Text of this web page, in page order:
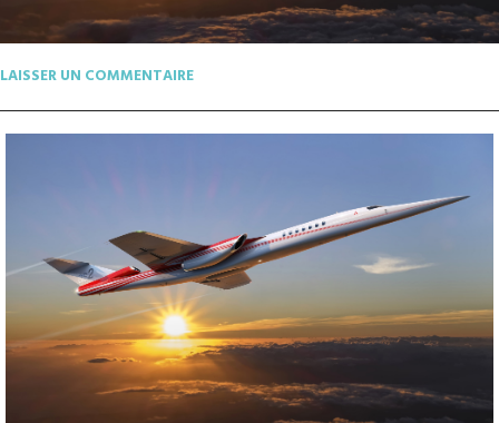
LAISSER UN COMMENTAIRE